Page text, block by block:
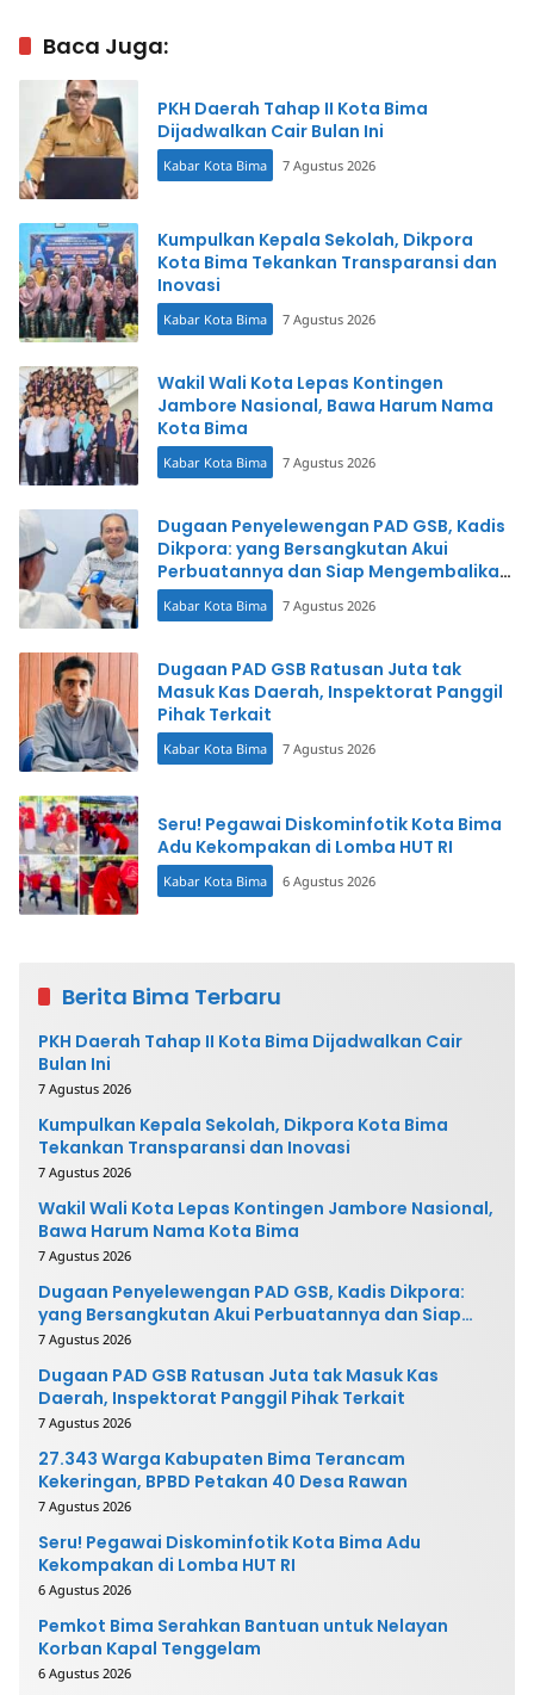
FaktaBaca Juga:
PKH Daerah Tahap II Kota Bima
Dijadwalkan Cair Bulan Ini
Kabar Kota Bima 7 Agustus 2026
Kumpulkan Kepala Sekolah, Dikpora
Kota Bima Tekankan Transparansi dan
Inovasi
Kabar Kota Bima 7 Agustus 2026
Wakil Wali Kota Lepas Kontingen
Jambore Nasional, Bawa Harum Nama
Kota Bima
Kabar Kota Bima 7 Agustus 2026
Dugaan Penyelewengan PAD GSB, Kadis
Dikpora: yang Bersangkutan Akui
Perbuatannya dan Siap Mengembalikan
Uang
Kabar Kota Bima 7 Agustus 2026
Dugaan PAD GSB Ratusan Juta tak
Masuk Kas Daerah, Inspektorat Panggil
Pihak Terkait
Kabar Kota Bima 7 Agustus 2026
Seru! Pegawai Diskominfotik Kota Bima
Adu Kekompakan di Lomba HUT RI
Kabar Kota Bima 6 Agustus 2026
Berita Bima Terbaru
PKH Daerah Tahap II Kota Bima Dijadwalkan Cair
Bulan Ini
7 Agustus 2026
Kumpulkan Kepala Sekolah, Dikpora Kota Bima
Tekankan Transparansi dan Inovasi
7 Agustus 2026
Wakil Wali Kota Lepas Kontingen Jambore Nasional,
Bawa Harum Nama Kota Bima
7 Agustus 2026
Dugaan Penyelewengan PAD GSB, Kadis Dikpora:
yang Bersangkutan Akui Perbuatannya dan Siap
Mengembalikan Uang
7 Agustus 2026
Dugaan PAD GSB Ratusan Juta tak Masuk Kas
Daerah, Inspektorat Panggil Pihak Terkait
7 Agustus 2026
27.343 Warga Kabupaten Bima Terancam
Kekeringan, BPBD Petakan 40 Desa Rawan
7 Agustus 2026
Seru! Pegawai Diskominfotik Kota Bima Adu
Kekompakan di Lomba HUT RI
6 Agustus 2026
Pemkot Bima Serahkan Bantuan untuk Nelayan
Korban Kapal Tenggelam
6 Agustus 2026